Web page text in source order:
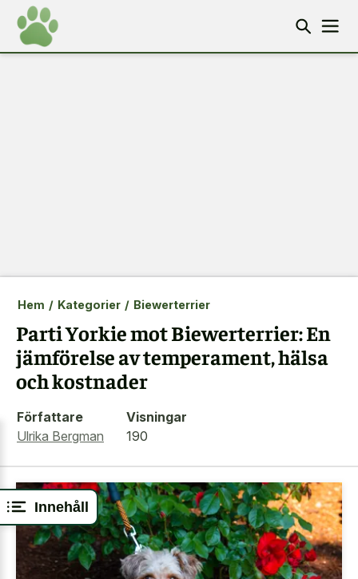
Innehåll
Hem / Kategorier / Biewerterrier
Parti Yorkie mot Biewerterrier: En
jämförelse av temperament, hälsa
och kostnader
Författare
Ulrika Bergman
Visningar
190